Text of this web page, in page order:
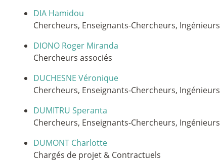
DIA Hamidou
Chercheurs, Enseignants-Chercheurs, Ingénieurs
DIONO Roger Miranda
Chercheurs associés
DUCHESNE Véronique
Chercheurs, Enseignants-Chercheurs, Ingénieurs
DUMITRU Speranta
Chercheurs, Enseignants-Chercheurs, Ingénieurs
DUMONT Charlotte
Chargés de projet & Contractuels